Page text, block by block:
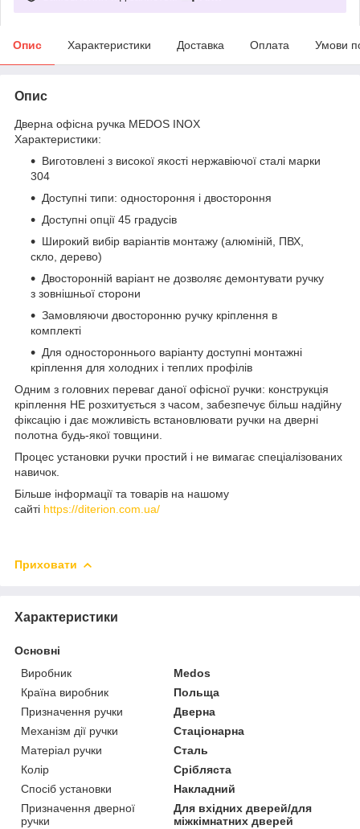
Опис Характеристики Доставка Оплата Умови
Опис
Дверна офісна ручка MEDOS INOX
Характеристики:
Виготовлені з високої якості нержавіючої сталі марки
304
Доступні типи: одностороння і двостороння
Доступні опції 45 градусів
Широкий вибір варіантів монтажу (алюміній, ПВХ,
скло, дерево)
Двосторонній варіант не дозволяє демонтувати ручку
з зовнішньої сторони
Замовляючи двосторонню ручку кріплення в
комплекті
Для одностороннього варіанту доступні монтажні
кріплення для холодних і теплих профілів
Одним з головних переваг даної офісної ручки: конструкція
кріплення НЕ розхитується з часом, забезпечує більш надійну
фіксацію і дає можливість встановлювати ручки на дверні
полотна будь-якої товщини.
Процес установки ручки простий і не вимагає спеціалізованих
навичок.
Більше інформації та товарів на нашому
сайті https://diterion.com.ua/
Приховати
Характеристики
Основні
Виробник
Medos
Країна виробник
Польща
Призначення ручки
Дверна
Механізм дії ручки
Стаціонарна
Матеріал ручки
Сталь
Колір
Срібляста
Спосіб установки
Накладний
Призначення дверної
ручки
Для вхідних дверей/для
міжкімнатних дверей